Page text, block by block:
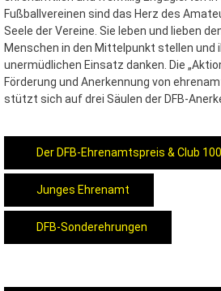
Fußballvereinen sind das Herz des
Seele der Vereine. Sie leben und lieben
Menschen in den Mittelpunkt stellen und
unermüdlichen Einsatz danken. Die
Förderung und Anerkennung von
stützt sich auf drei Säulen der DFB-
Der DFB-Ehrenamtspreis & Club 100
Junges Ehrenamt
DFB-Sonderehrungen